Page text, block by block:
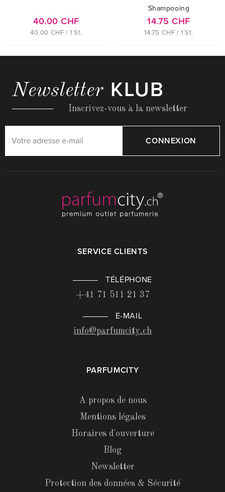
40.00 CHF
40.00 CHF / 1 St.
Shampooing
14.75 CHF
14.75 CHF / 1 St.
Newsletter KLUB
Inscrivez-vous à la newsletter
CONNEXION
SERVICE CLIENTS
TÉLÉPHONE
+41 71 511 21 37
E-MAIL
info@parfumcity.ch
PARFUMCITY
A propos de nous
Mentions légales
Horaires d'ouverture
Blog
Newsletter
Protection des données & Sécurité